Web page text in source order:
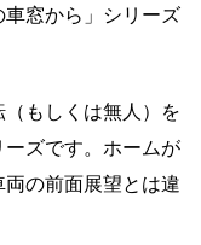
窓から」シリーズ
（もしくは無人）を
ズです。ホームが
の前面展望とは違